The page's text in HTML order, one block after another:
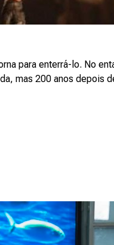
para enterrá-lo. No
mas 200 anos depois